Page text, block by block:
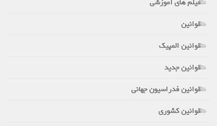
فیلم های آموزشی
قوانین
قوانین المپیک
قوانین جدید
قوانین فدراسیون جهانی
قوانین کشوری